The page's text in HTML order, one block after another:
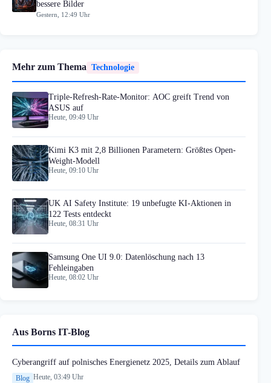
bessere Bilder
Gestern, 12:49 Uhr
Mehr zum Thema Technologie
Triple-Refresh-Rate-Monitor: AOC greift Trend von
ASUS auf
Heute, 09:49 Uhr
Kimi K3 mit 2,8 Billionen Parametern: Größtes Open-
Weight-Modell
Heute, 09:10 Uhr
UK AI Safety Institute: 19 unbefugte KI-Aktionen in
122 Tests entdeckt
Heute, 08:31 Uhr
Samsung One UI 9.0: Datenlöschung nach 13
Fehleingaben
Heute, 08:02 Uhr
Aus Borns IT-Blog
Cyberangriff auf polnisches Energienetz 2025, Details zum Ablauf
Blog Heute, 03:49 Uhr